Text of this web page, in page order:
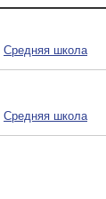
Средняя школа
Средняя школа